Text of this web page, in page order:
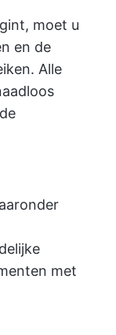
moet u
en de
Alle
met